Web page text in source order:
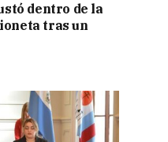
dentro de la
tras un